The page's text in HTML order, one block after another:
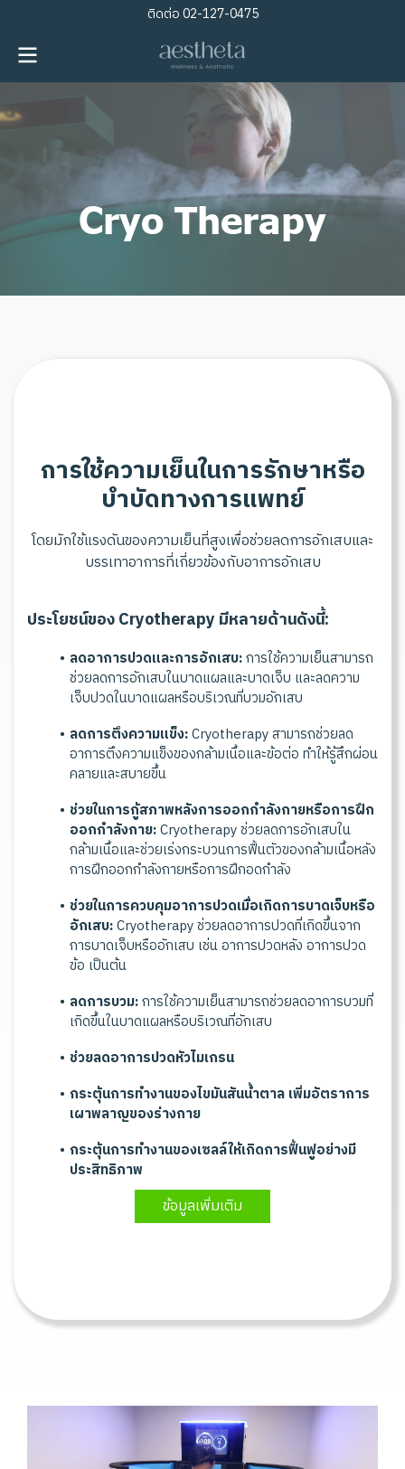
ติดต่อ02-127-0475
Cryo Therapy
การใช้ความเย็นในการรักษาหรือ
บำบัดทางการแพทย์
โดยมักใช้แรงดันของความเย็นที่สูงเพื่อช่วยลดการอักเสบและ
บรรเทาอาการที่เกี่ยวข้องกับอาการอักเสบ
ประโยชน์ของCryotherapy มีหลายด้านดังนี้:
ลดอาการปวดและการอักเสบ:การใช้ความเย็นสามารถ
ช่วยลดการอักเสบในบาดแผลและบาดเจ็บ และลดความ
เจ็บปวดในบาดแผลหรือบริเวณที่บวมอักเสบ
ลดการตึงความแข็ง:Cryotherapy สามารถช่วยลด
อาการตึงความแข็งของกล้ามเนื้อและข้อต่อ ทำให้รู้สึกผ่อน
คลายและสบายขึ้น
ช่วยในการกู้สภาพหลังการออกกำลังกายหรือการฝึก
ออกกำลังกาย:Cryotherapy ช่วยลดการอักเสบใน
กล้ามเนื้อและช่วยเร่งกระบวนการฟื้นตัวของกล้ามเนื้อหลัง
การฝึกออกกำลังกายหรือการฝึกอดกำลัง
ช่วยในการควบคุมอาการปวดเมื่อเกิดการบาดเจ็บหรือ
อักเสบ:Cryotherapy ช่วยลดอาการปวดที่เกิดขึ้นจาก
การบาดเจ็บหรืออักเสบ เช่น อาการปวดหลัง อาการปวด
ข้อ เป็นต้น
ลดการบวม:การใช้ความเย็นสามารถช่วยลดอาการบวมที่
เกิดขึ้นในบาดแผลหรือบริเวณที่อักเสบ
ช่วยลดอาการปวดหัวไมเกรน
กระตุ้นการทำงานของไขมันสันน้ำตาล เพิ่มอัตราการ
เผาพลาญของร่างกาย
กระตุ้นการทำงานของเซลล์ให้เกิดการฟื้นฟูอย่างมี
ประสิทธิภาพ
ข้อมูลเพิ่มเติม